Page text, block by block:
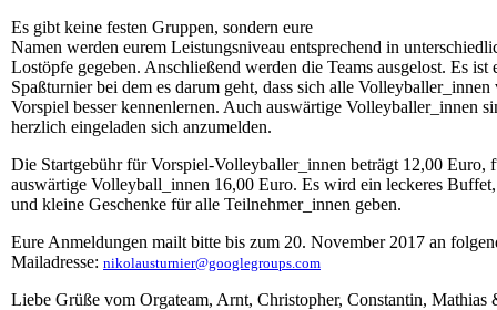
Es gibt keine festen Gruppen, sondern eure
Namen werden eurem Leistungsniveau entsprechend in
Lostöpfe gegeben. Anschließend werden die Teams ausgelost. Es ist
Spaßturnier bei dem es darum geht, dass sich alle Volleyballer_innen
Vorspiel besser kennenlernen. Auch auswärtige Volleyballer_innen
herzlich eingeladen sich anzumelden.
Die Startgebühr für Vorspiel-Volleyballer_innen beträgt 12,00 Euro,
auswärtige Volleyball_innen 16,00 Euro. Es wird ein leckeres
und kleine Geschenke für alle Teilnehmer_innen geben.
Eure Anmeldungen mailt bitte bis zum 20. November 2017 an
Mailadresse: nikolausturnier@googlegroups.com
Liebe Grüße vom Orgateam, Arnt, Christopher, Constantin, Mathias